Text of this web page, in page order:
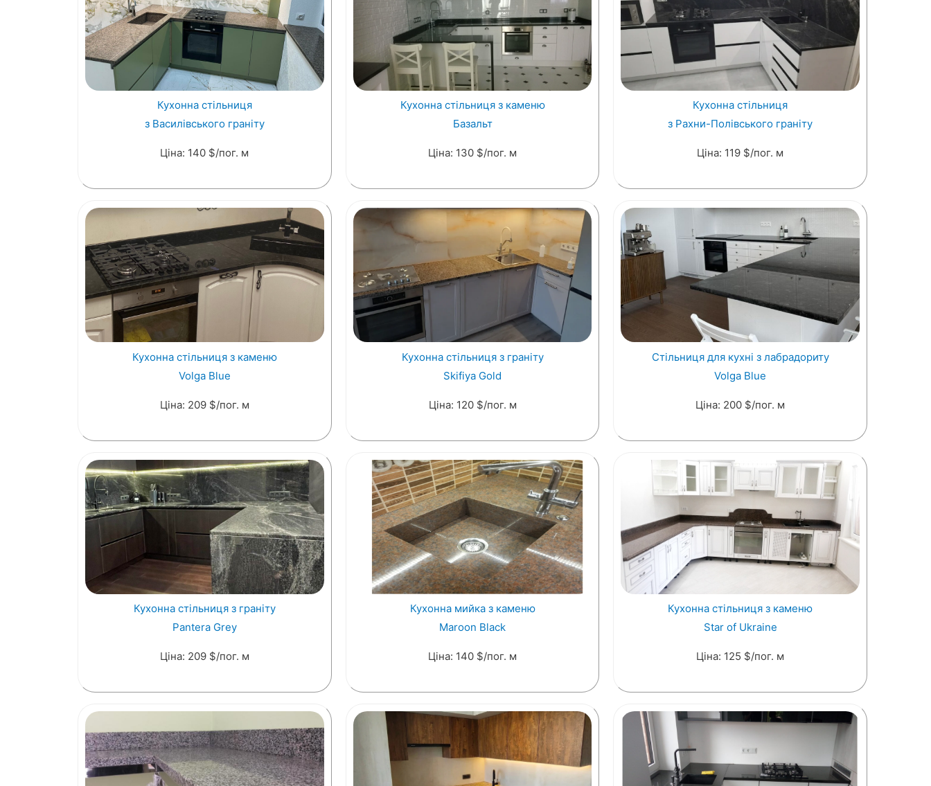
Кухонна стільниця
з Василівського граніту
Ціна: 140 $/пог. м
Кухонна стільниця з каменю
Базальт
Ціна: 130 $/пог. м
Кухонна стільниця
з Рахни-Полівського граніту
Ціна: 119 $/пог. м
Кухонна стільниця з каменю
Volga Blue
Ціна: 209 $/пог. м
Кухонна стільниця з граніту
Skifiya Gold
Ціна: 120 $/пог. м
Стільниця для кухні з лабрадориту
Volga Blue
Ціна: 200 $/пог. м
Кухонна стільниця з граніту
Pantera Grey
Ціна: 209 $/пог. м
Кухонна мийка з каменю
Maroon Black
Ціна: 140 $/пог. м
Кухонна стільниця з каменю
Star of Ukraine
Ціна: 125 $/пог. м